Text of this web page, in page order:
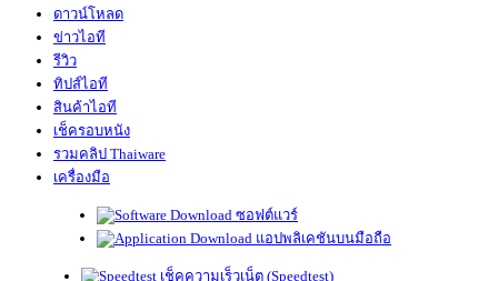
ดาวน์โหลด
ข่าวไอที
รีวิว
ทิปส์ไอที
สินค้าไอที
เช็ครอบหนัง
รวมคลิป Thaiware
เครื่องมือ
ซอฟต์แวร์
แอปพลิเคชันบนมือถือ
เช็คความเร็วเน็ต (Speedtest)